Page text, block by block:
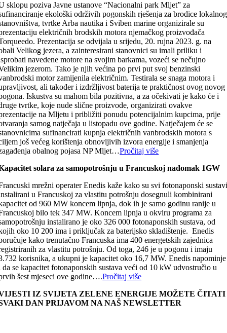
sklopu poziva Javne ustanove “Nacionalni park Mljet” za
ekološki održivih pogonskih rješenja za brodice lokalnog
tvrtke Arba nautika i Sviben marine organizirale su
električnih brodskih motora njemačkog proizvođača
Prezentacija se odvijala u srijedu, 20. rujna 2023. g. na
Velikog jezera, a zainteresirani stanovnici su imali priliku i
navedene motore na svojim barkama, vozeći se nečujno
jezerom. Tako je njih većina po prvi put svoj benzinski
motor zamijenila električnim. Testirala se snaga motora i
ali također i izdržljivost baterija te praktičnost ovog novog
Iskustva su mahom bila pozitivna, a za očekivati je kako će i
tvrtke, koje nude slične proizvode, organizirati ovakve
na Mljetu i približiti ponudu potencijalnim kupcima, prije
samog natječaja u listopadu ove godine. Natječajem će se
sufinancirati kupnja električnih vanbrodskih motora s
još većeg korištenja obnovljivih izvora energije i smanjenja
obalnog pojasa NP Mljet…Pročitaj više
solara za samopotrošnju u Francuskoj nadomak 1GW
mrežni operater Enedis kaže kako su svi fotonaponski
u Francuskoj za vlastitu potrošnju dosegnuli kombinirani
od 960 MW koncem lipnja, dok ih je samo godinu ranije u
bilo tek 347 MW. Koncem lipnja u okviru programa za
instalirano je oko 326 000 fotonaponskih sustava, od
oko 10 200 ima i priključak za baterijsko skladištenje. Enedis
kako trenutačno Francuska ima 400 energetskih zajednica
za vlastitu potrošnju. Od toga, 246 je u pogonu i imaju
korisnika, a ukupni je kapacitet oko 16,7 MW. Enedis napominje
da se kapacitet fotonaponskih sustava veći od 10 kW udvostručio u
šest mjeseci ove godine….Pročitaj više
IZ SVIJETA ZELENE ENERGIJE MOŽETE ČITATI
DAN PRIJAVOM NA NAŠ NEWSLETTER